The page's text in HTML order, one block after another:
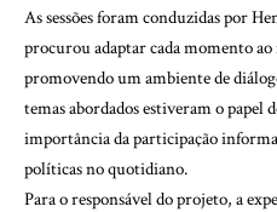
As sessões foram conduzidas por
procurou adaptar cada momento
promovendo um ambiente de
temas abordados estiveram o papel
importância da participação
políticas no quotidiano.
Para o responsável do projeto, a